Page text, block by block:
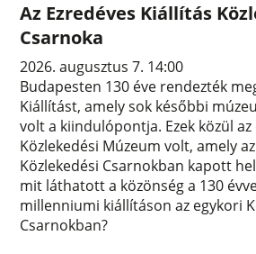
Az Ezredéves Kiállítás
Csarnoka
2026. augusztus 7. 14:00
Budapesten 130 éve rendezték
Kiállítást, amely sok későbbi
volt a kiindulópontja. Ezek közül az
Közlekedési Múzeum volt, amely
Közlekedési Csarnokban kapott
mit láthatott a közönség a 130
millenniumi kiállításon az egykori
Csarnokban?